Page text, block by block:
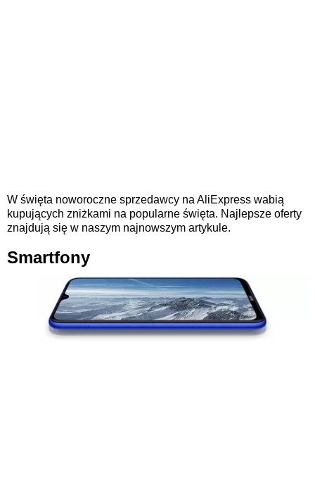
W święta noworoczne sprzedawcy na AliExpress wabią
kupujących zniżkami na popularne święta. Najlepsze oferty
znajdują się w naszym najnowszym artykule.
Smartfony